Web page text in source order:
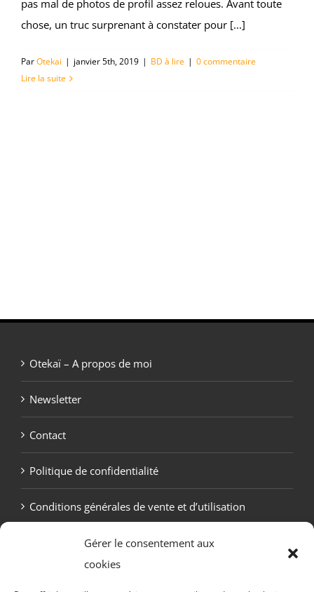
Gérer le consentement aux
cookies
pas mal de photos de profil assez reloues. Avant toute
chose, un truc surprenant à constater pour [...]
ParOtekai | janvier 5th, 2019 | BD à lire | 0 commentaire
Lire la suite
Otekaï – A propos de moi
Newsletter
Contact
Politique de confidentialité
Conditions générales de vente et d’utilisation
Politique de cookies (UE)